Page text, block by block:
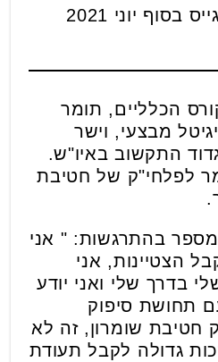
הנדסת תוכנה, והתגייס בסוף יוני 2021
הכלליים, תומר
מבצעי, וישר
התקשוב באיו"ש.
לפלחי"ק של חטיבת
בהתרגשות: " אני
הצטיינות, אני
בדרך שלי ואני יודע
תחושת סיפוק
חטיבת שומרון, זה לא
גדולה לקבל תעודת